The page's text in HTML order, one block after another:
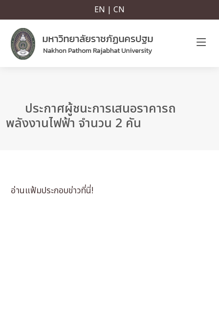
EN | CN
ประกาศผู้ชนะการเสนอราคารถ
พลังงานไฟฟ้า จำนวน 2 คัน
อ่านแฟ้มประกอบข่าวที่นี่!